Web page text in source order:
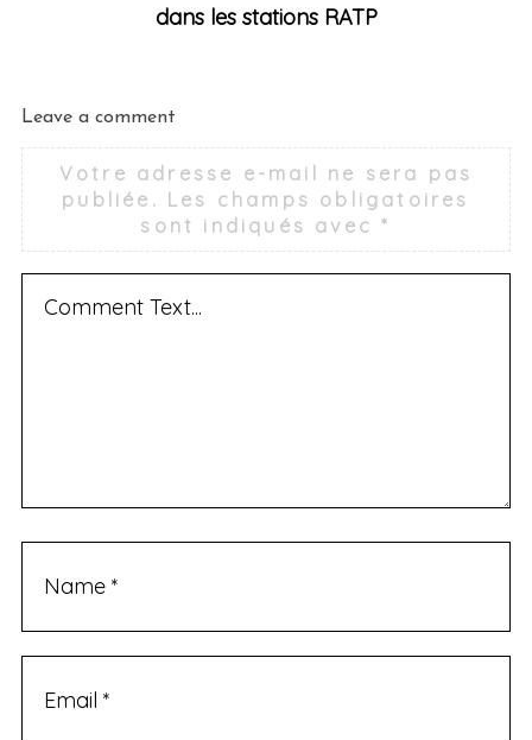
dans les stations RATP
Leave a comment
Votre adresse e-mail ne sera pas
publiée. Les champs obligatoires
sont indiqués avec*